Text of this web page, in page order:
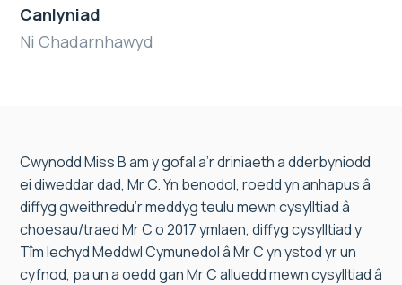
Canlyniad
Ni Chadarnhawyd
Cwynodd Miss B am y gofal a’r driniaeth a dderbyniodd
ei diweddar dad, Mr C. Yn benodol, roedd yn anhapus â
diffyg gweithredu’r meddyg teulu mewn cysylltiad â
choesau/traed Mr C o 2017 ymlaen, diffyg cysylltiad y
Tîm Iechyd Meddwl Cymunedol â Mr C yn ystod yr un
cyfnod, pa un a oedd gan Mr C alluedd mewn cysylltiad â